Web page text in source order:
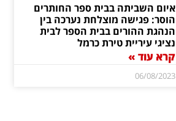
איום השביתה בבית ספר החותרים
הוסר: פגישה מוצלחת נערכה בין
הנהגת ההורים בבית הספר לבית
נציגי עיריית טירת כרמל
קרא עוד »
06/08/2023